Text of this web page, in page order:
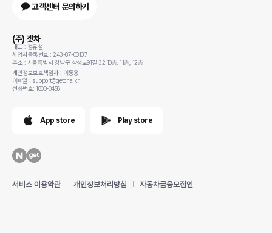
고객센터 문의하기
(주) 겟차
대표 : 정유철
사업자등록번호 : 243-87-00137
주소 : 서울특별시 강남구 삼성로91길 32 10층, 11층, 12층
개인정보보호책임자 : 이동용
이메일 : support@getcha.kr
전화번호: 1800-0456
App store Play store
서비스 이용약관 개인정보처리방침 자동차금융모집인